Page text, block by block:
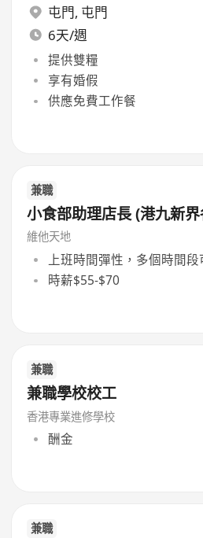
屯門, 屯門
6天/週
提供雙糧
享有婚假
供應免費工作餐
兼職
小食部助理店長 (港九新
維他天地
上班時間彈性，多個時間段
時薪$55-$70
兼職
兼職學校校工
香港專業進修學校
酬金
兼職